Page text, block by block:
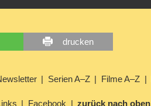
drucken
Serien A–Z Filme A–Z
Facebook zurück nach oben